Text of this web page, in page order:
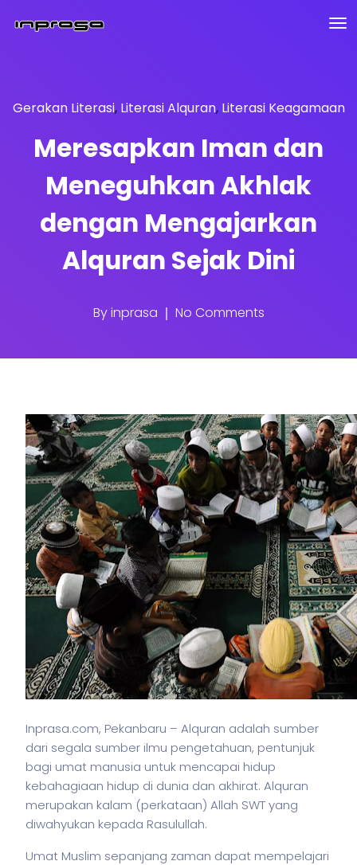
Gerakan Literasi, Literasi Alquran, Literasi Keagamaan
Meresapkan Iman dan
Meneguhkan Akhlak
dengan Mengajarkan
Alquran Sejak Dini
Byinprasa No Comments
Inprasa.com, Pekanbaru – Alquran adalah sumber
dari segala sumber ilmu pengetahuan, pentunjuk
bagi umat manusia untuk mencapai hidup
kebahagiaan hidup di dunia dan akhirat. Alquran
merupakan kalam (perkataan) Allah SWT yang
diwahyukan kepada Rasulullah.
Umat Muslim sepanjang zaman dapat mempelajari